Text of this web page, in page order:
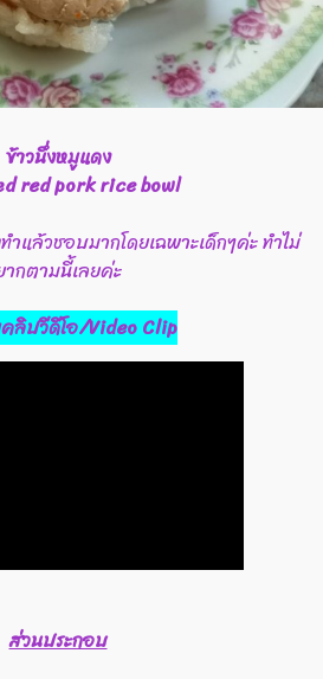
ข้าวนึ่งหมูแดง
red pork rice bowl
แล้วชอบมากโดยเฉพาะ​เด็กๆค่ะ​ ทำไม่
กตามนี้เลยค่ะ
ลิปวีดีโอ/Video Clip
ส่วนประกอบ